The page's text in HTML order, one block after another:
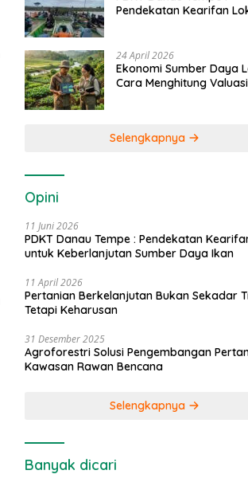
Pendekatan Kearifan
24 April 2026
Ekonomi Sumber Daya
Cara Menghitung Valuasi
Selengkapnya
Opini
11 Juni 2026
PDKT Danau Tempe : Pendekatan
untuk Keberlanjutan Sumber Daya Ikan
11 April 2026
Pertanian Berkelanjutan Bukan Sekadar
Tetapi Keharusan
31 Desember 2025
Agroforestri Solusi Pengembangan
Kawasan Rawan Bencana
Selengkapnya
Banyak dicari